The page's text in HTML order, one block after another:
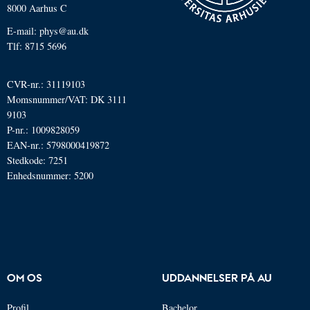
8000 Aarhus C
E-mail: phys@au.dk
Tlf: 8715 5696
CVR-nr.: 31119103
Momsnummer/VAT: DK 3111
9103
P-nr.: 1009828059
EAN-nr.: 5798000419872
Stedkode: 7251
Enhedsnummer: 5200
OM OS UDDANNELSER PÅ AU